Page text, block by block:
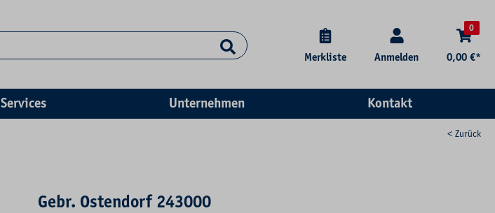
Merkliste Anmelden
0
0,00 €*
Services Unternehmen Kontakt
< Zurück
Gebr. Ostendorf 243000